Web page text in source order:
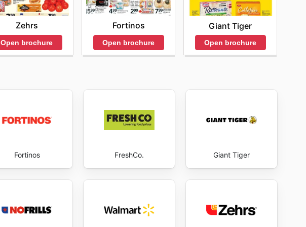
Zehrs
Open brochure
Fortinos
Open brochure
Giant Tiger
Open brochure
Fortinos FreshCo. Giant Tiger